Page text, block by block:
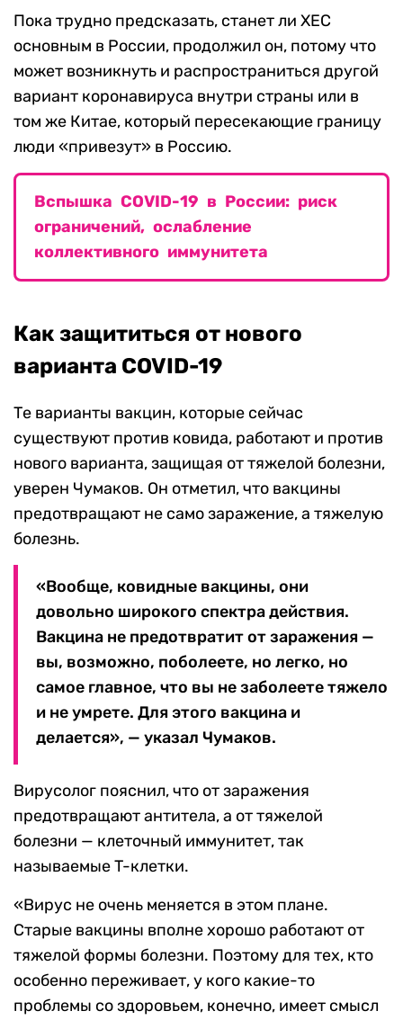
Пока трудно предсказать, станет ли XEC
основным в России, продолжил он, потому что
может возникнуть и распространиться другой
вариант коронавируса внутри страны или в
том же Китае, который пересекающие границу
люди «привезут» в Россию.
Вспышка COVID-19 в России: риск
ограничений, ослабление
коллективного иммунитета
Как защититься от нового
варианта COVID-19
Те варианты вакцин, которые сейчас
существуют против ковида, работают и против
нового варианта, защищая от тяжелой болезни,
уверен Чумаков. Он отметил, что вакцины
предотвращают не само заражение, а тяжелую
болезнь.
«Вообще, ковидные вакцины, они
довольно широкого спектра действия.
Вакцина не предотвратит от заражения —
вы, возможно, поболеете, но легко, но
самое главное, что вы не заболеете тяжело
и не умрете. Для этого вакцина и
делается», — указал Чумаков.
Вирусолог пояснил, что от заражения
предотвращают антитела, а от тяжелой
болезни — клеточный иммунитет, так
называемые T-клетки.
«Вирус не очень меняется в этом плане.
Старые вакцины вполне хорошо работают от
тяжелой формы болезни. Поэтому для тех, кто
особенно переживает, у кого какие-то
проблемы со здоровьем, конечно, имеет смысл